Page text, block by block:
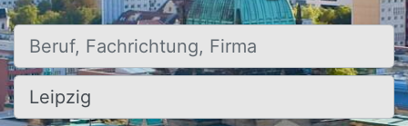
Beruf, Fachrichtung, Firma
Ort, Stadt